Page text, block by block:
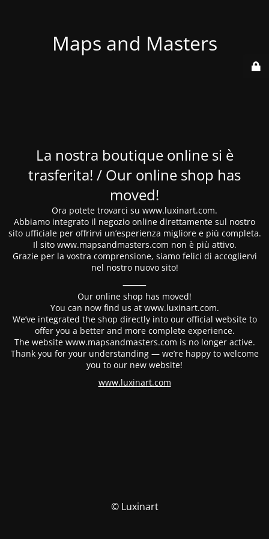
Maps and Masters
La nostra boutique online si è
trasferita! / Our online shop has
moved!
Ora potete trovarci su www.luxinart.com.
Abbiamo integrato il negozio online direttamente sul nostro
sito ufficiale per offrirvi un’esperienza migliore e più completa.
Il sito www.mapsandmasters.com non è più attivo.
Grazie per la vostra comprensione, siamo felici di accogliervi
nel nostro nuovo sito!
⸻
Our online shop has moved!
You can now find us at www.luxinart.com.
We’ve integrated the shop directly into our official website to
offer you a better and more complete experience.
The website www.mapsandmasters.com is no longer active.
Thank you for your understanding — we’re happy to welcome
you to our new website!
www.luxinart.com
© Luxinart